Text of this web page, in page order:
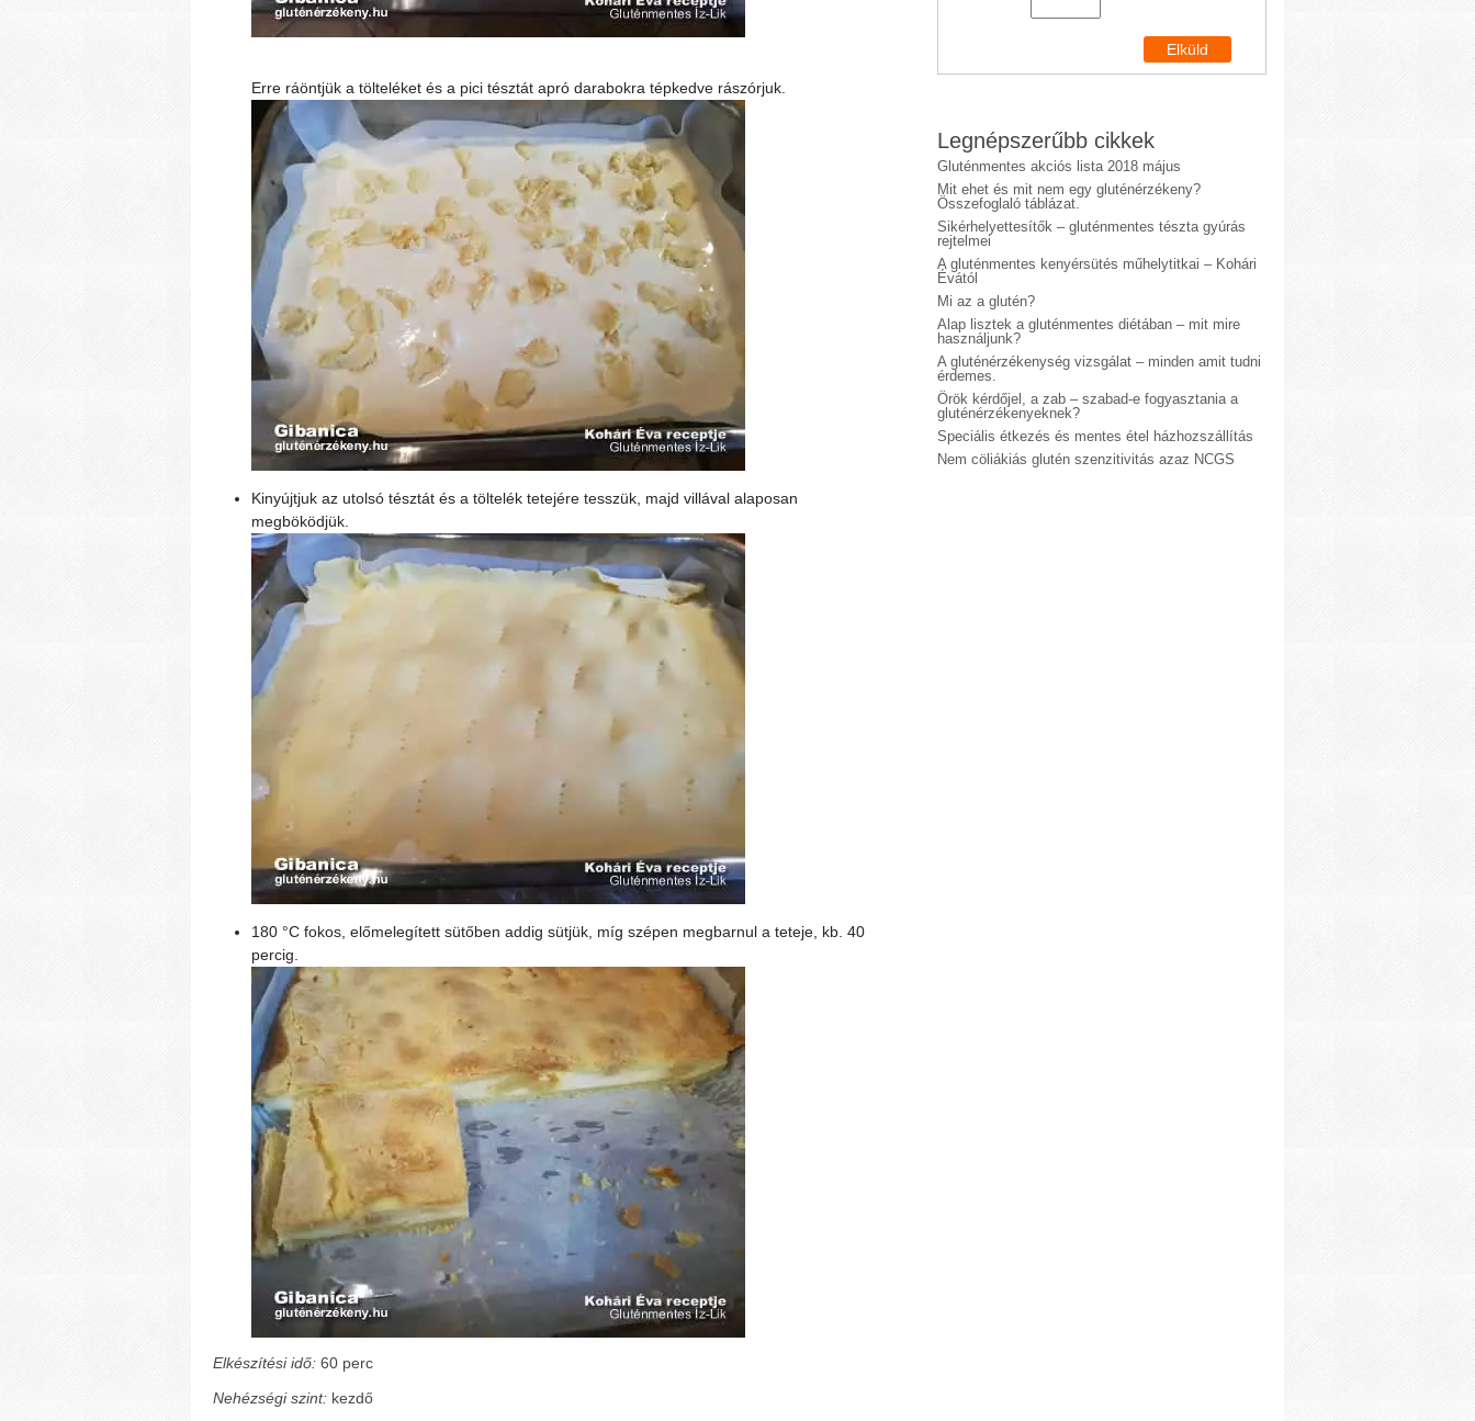
Erre ráöntjük a tölteléket és a pici tésztát apró darabokra tépkedve rászórjuk.
Kinyújtjuk az utolsó tésztát és a töltelék tetejére tesszük, majd villával alaposan
megböködjük.
180 °C fokos, előmelegített sütőben addig sütjük, míg szépen megbarnul a teteje, kb. 40
percig.
Elkészítési idő: 60 perc
Nehézségi szint: kezdő
Legnépszerűbb cikkek
Gluténmentes akciós lista 2018 május
Mit ehet és mit nem egy gluténérzékeny?
Összefoglaló táblázat.
Sikérhelyettesítők – gluténmentes tészta gyúrás
rejtelmei
A gluténmentes kenyérsütés műhelytitkai – Kohári
Évától
Mi az a glutén?
Alap lisztek a gluténmentes diétában – mit mire
használjunk?
A gluténérzékenység vizsgálat – minden amit tudni
érdemes.
Örök kérdőjel, a zab – szabad-e fogyasztania a
gluténérzékenyeknek?
Speciális étkezés és mentes étel házhozszállítás
Nem cöliákiás glutén szenzitivitás azaz NCGS